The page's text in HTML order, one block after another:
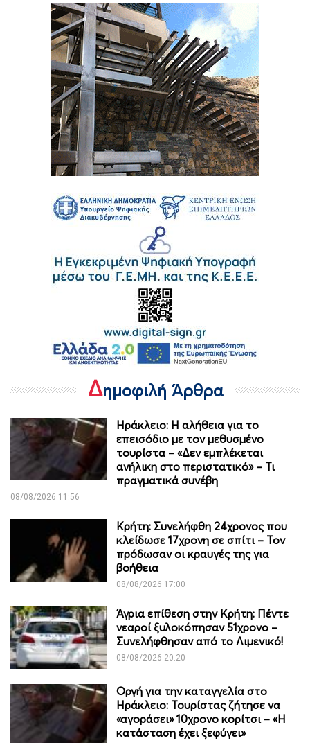
Δημοφιλή Άρθρα
Ηράκλειο: Η αλήθεια για το
επεισόδιο με τον μεθυσμένο
τουρίστα – «Δεν εμπλέκεται
ανήλικη στο περιστατικό» – Τι
πραγματικά συνέβη
08/08/2026 11:56
Κρήτη: Συνελήφθη 24χρονος που
κλείδωσε 17χρονη σε σπίτι – Τον
πρόδωσαν οι κραυγές της για
βοήθεια
08/08/2026 17:00
Άγρια επίθεση στην Κρήτη: Πέντε
νεαροί ξυλοκόπησαν 51χρονο –
Συνελήφθησαν από το Λιμενικό!
08/08/2026 20:20
Οργή για την καταγγελία στο
Ηράκλειο: Τουρίστας ζήτησε να
«αγοράσει» 10χρονο κορίτσι – «Η
κατάσταση έχει ξεφύγει»